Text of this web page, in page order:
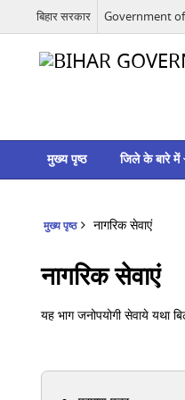
बिहार सरकार Government
मुख्य पृष्ठ जिले के बारे में
मुख्य पृष्ठ नागरिक सेवाएं
नागरिक सेवाएं
यह भाग जनोपयोगी सेवाये यथा